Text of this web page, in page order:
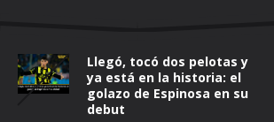
Llegó, tocó dos pelotas y
ya está en la historia: el
golazo de Espinosa en su
debut